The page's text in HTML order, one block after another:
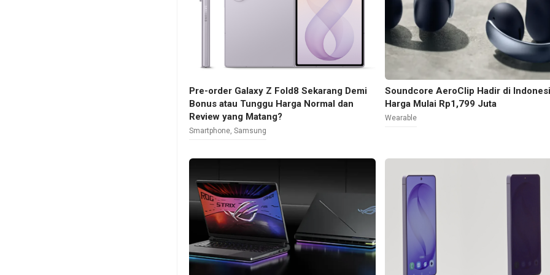
Pre-order Galaxy Z Fold8 Sekarang Demi
Bonus atau Tunggu Harga Normal dan
Review yang Matang?
Smartphone,Samsung
Soundcore AeroClip Hadir di
Harga Mulai Rp1,799 Juta
Wearable